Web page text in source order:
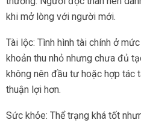
khi mở lòng với người mới.
Tài lộc: Tình hình tài chính ở
khoản thu nhỏ nhưng chưa đủ
không nên đầu tư hoặc hợp tác
thuận lợi hơn.
Sức khỏe: Thể trạng khá tốt